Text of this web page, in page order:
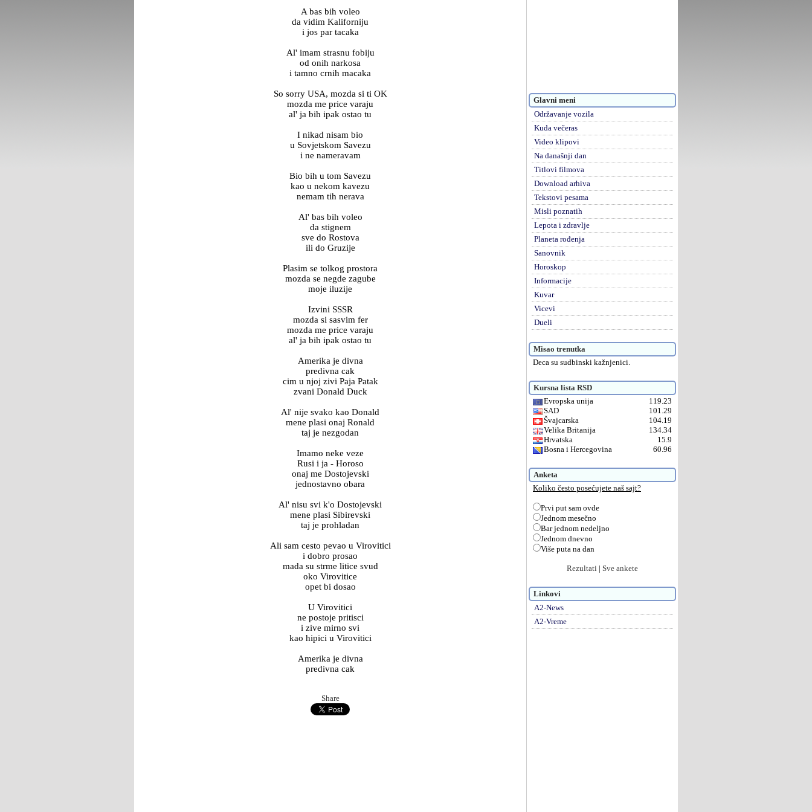
A bas bih voleo
da vidim Kaliforniju
i jos par tacaka
Al' imam strasnu fobiju
od onih narkosa
i tamno crnih macaka
So sorry USA, mozda si ti OK
mozda me price varaju
al' ja bih ipak ostao tu
I nikad nisam bio
u Sovjetskom Savezu
i ne nameravam
Bio bih u tom Savezu
kao u nekom kavezu
nemam tih nerava
Al' bas bih voleo
da stignem
sve do Rostova
ili do Gruzije
Plasim se tolkog prostora
mozda se negde zagube
moje iluzije
Izvini SSSR
mozda si sasvim fer
mozda me price varaju
al' ja bih ipak ostao tu
Amerika je divna
predivna cak
cim u njoj zivi Paja Patak
zvani Donald Duck
Al' nije svako kao Donald
mene plasi onaj Ronald
taj je nezgodan
Imamo neke veze
Rusi i ja - Horoso
onaj me Dostojevski
jednostavno obara
Al' nisu svi k'o Dostojevski
mene plasi Sibirevski
taj je prohladan
Ali sam cesto pevao u Virovitici
i dobro prosao
mada su strme litice svud
oko Virovitice
opet bi dosao
U Virovitici
ne postoje pritisci
i zive mirno svi
kao hipici u Virovitici
Amerika je divna
predivna cak
Share
Glavni meni
Održavanje vozila
Kuda večeras
Video klipovi
Na današnji dan
Titlovi filmova
Download arhiva
Tekstovi pesama
Misli poznatih
Lepota i zdravlje
Planeta rođenja
Sanovnik
Horoskop
Informacije
Kuvar
Vicevi
Dueli
Misao trenutka
Deca su sudbinski kažnjenici.
Kursna lista RSD
Evropska unija
119.23
SAD
101.29
Švajcarska
104.19
Velika Britanija
134.34
Hrvatska
15.9
Bosna i Hercegovina
60.96
Anketa
Koliko često posećujete naš sajt?
Prvi put sam ovde
Jednom mesečno
Bar jednom nedeljno
Jednom dnevno
Više puta na dan
Rezultati | Sve ankete
Linkovi
A2-News
A2-Vreme